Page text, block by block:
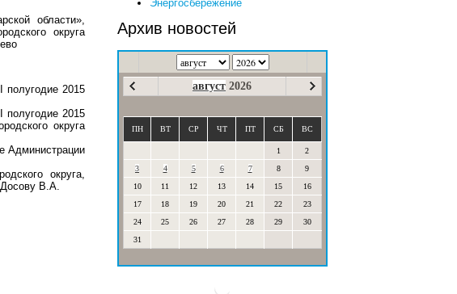
области»,
округа
полугодие 2015
полугодие 2015
округа
Администрации
округа,
Досову В.А.
Энергосбережение
Архив новостей
август 2026
ПН ВТ СР ЧТ ПТ СБ ВС
1
2
3
4 5 6 7 8
9
10
11 12 13 14 15
16
17
18 19 20 21 22
23
24
25 26 27 28 29
30
31